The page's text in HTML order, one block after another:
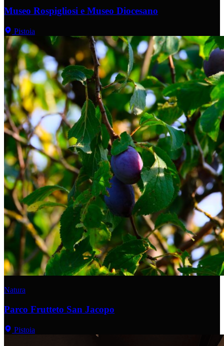
Museo Rospigliosi e Museo Diocesano
Pistoia
Natura
Parco Frutteto San Jacopo
Pistoia